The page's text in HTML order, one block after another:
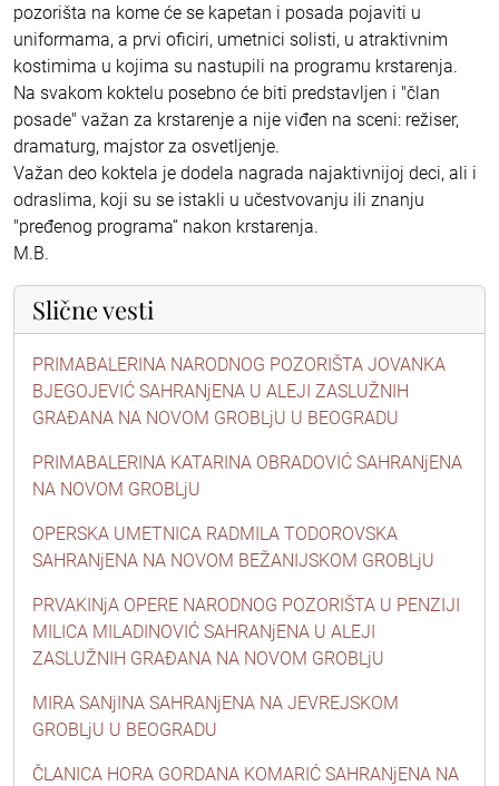
pozorišta na kome će se kapetan i posada pojaviti u
uniformama, a prvi oficiri, umetnici solisti, u atraktivnim
kostimima u kojima su nastupili na programu krstarenja.
Na svakom koktelu posebno će biti predstavljen i "član
posade" važan za krstarenje a nije viđen na sceni: režiser,
dramaturg, majstor za osvetljenje.
Važan deo koktela je dodela nagrada najaktivnijoj deci, ali i
odraslima, koji su se istakli u učestvovanju ili znanju
"pređenog programa“ nakon krstarenja.
M.B.
Slične vesti
PRIMABALERINA NARODNOG POZORIŠTA JOVANKA
BJEGOJEVIĆ SAHRANjENA U ALEJI ZASLUŽNIH
GRAĐANA NA NOVOM GROBLjU U BEOGRADU
PRIMABALERINA KATARINA OBRADOVIĆ SAHRANjENA
NA NOVOM GROBLjU
OPERSKA UMETNICA RADMILA TODOROVSKA
SAHRANjENA NA NOVOM BEŽANIJSKOM GROBLjU
PRVAKINjA OPERE NARODNOG POZORIŠTA U PENZIJI
MILICA MILADINOVIĆ SAHRANjENA U ALEJI
ZASLUŽNIH GRAĐANA NA NOVOM GROBLjU
MIRA SANjINA SAHRANjENA NA JEVREJSKOM
GROBLjU U BEOGRADU
ČLANICA HORA GORDANA KOMARIĆ SAHRANjENA NA